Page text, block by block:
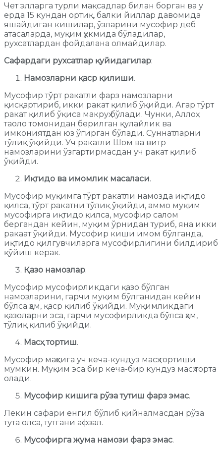
Чет элларга турли мақсадлар билан борган ва у
ерда 15 кундан ортиқ, балки йиллар давомида
яшайдиган кишилар, ўзларини мусофир деб
атасаларда, муқим ҳукмида бўладилар,
рухсатлардан фойдалана олмайдилар.
Сафардаги рухсатлар қуйидагилар:
Намозларни қаср қилиши.
Мусофир тўрт ракатли фарз намозларни
қисқартириб, икки ракат қилиб ўқийди. Агар тўрт
ракат қилиб ўқиса макруҳ бўлади. Чунки, Аллоҳ
таоло томонидан берилган қулайлик ва
имкониятдан юз ўгирган бўлади. Суннатларни
тўлиқ ўқийди. Уч ракатли Шом ва витр
намозларини ўзгартирмасдан уч ракат қилиб
ўқийди.
Иқтидо ва имомлик масаласи.
Мусофир муқимга тўрт ракатли намозда иқтидо
қилса, тўрт ракатни тўлиқ ўқийди, аммо муқим
мусофирга иқтидо қилса, мусофир салом
бергандан кейин, муқим ўрнидан туриб, яна икки
ракаат ўқийди. Мусофир киши имом бўлганда,
иқтидо қилгувчиларга мусофирлигини билдириб
қўйиш керак.
Қазо намозлар.
Мусофир мусофирликдаги қазо бўлган
намозларини, гарчи муқим бўлганидан кейин
бўлса ҳам, қаср қилиб ўқийди. Муқимликдаги
қазоларни эса, гарчи мусофирликда бўлса ҳам,
тўлиқ қилиб ўқийди.
Масҳ тортиш.
Мусофир маҳсига уч кеча-кундуз масҳ тортиши
мумкин. Муқим эса бир кеча-бир кундуз масҳ торта
олади.
Мусофир кишига рўза тутиш фарз эмас.
Лекин сафари енгил бўлиб қийналмасдан рўза
тута олса, тутгани афзал.
Мусофирга жума намози фарз эмас.